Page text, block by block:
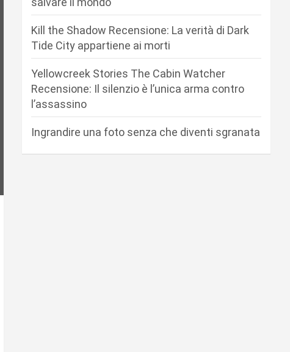
Kill the Shadow Recensione: La verità di Dark
Tide City appartiene ai morti
Yellowcreek Stories The Cabin Watcher
Recensione: Il silenzio è l’unica arma contro
l’assassino
Ingrandire una foto senza che diventi sgranata